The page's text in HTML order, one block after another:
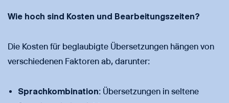
Wie hoch sind Kosten und Bearbeitungszeiten?
Die Kosten für beglaubigte Übersetzungen hängen von
verschiedenen Faktoren ab, darunter:
Sprachkombination: Übersetzungen in seltene